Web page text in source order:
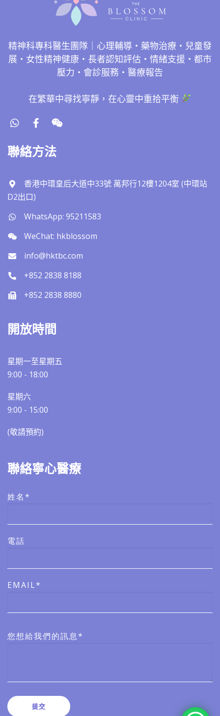
精神科專科醫生團隊｜心理輔導・藥物治療・兒童發
展・女性精神健康・長者認知評估・情緒支援・都市
壓力・會診服務・醫療報告
在繁華中尋找寧靜，在心靈中重拾平衡
聯絡方法
香港中環皇后大道中33號 萬邦行12樓1204室 (中環站
D2出口)
WhatsApp: 95211583
WeChat: hkblossom
info@hktbc.com
+852 2838 8188
+852 2838 8880
開放時間
星期一至星期五
9:00 - 18:00
星期六
9:00 - 15:00
(敬請預約)​​
聯絡寧心醫療
姓名*
電話
EMAIL*
您想給我們的訊息*